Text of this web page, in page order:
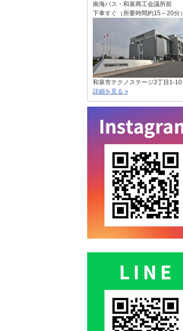
南海バス・和泉商工会議所前
下車すぐ（所要時間約15～20分）
和泉市テクノステージ3丁目1-10
詳細を見る »